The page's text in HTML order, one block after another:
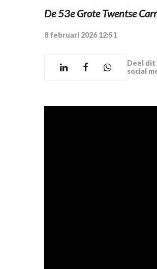
De 53e Grote Twentse
8 februari 2026 12:51
Deel
social